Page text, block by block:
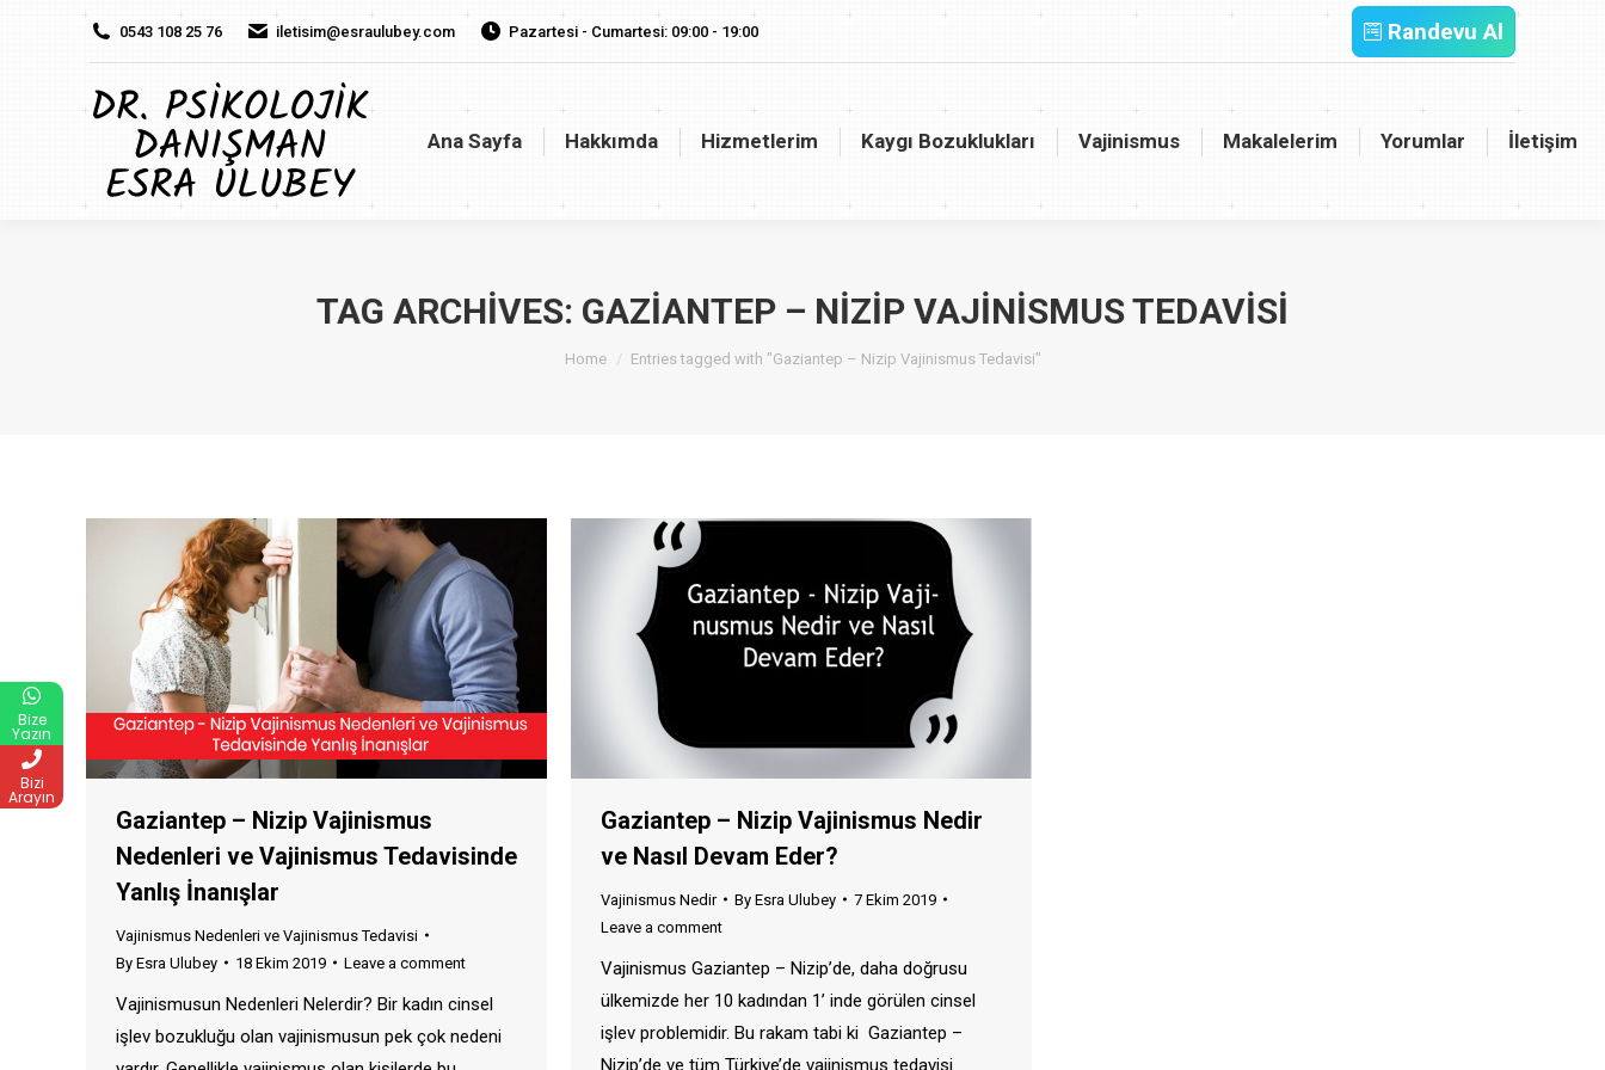
0543 108 25 76 iletisim@esraulubey.com Pazartesi - Cumartesi: 09:00 - 19:00 Randevu Al
Ana Sayfa Hakkımda Hizmetlerim Kaygı Bozuklukları Vajinismus Makalelerim Yorumlar İletişim
TAG ARCHIVES: GAZIANTEP – NIZIP VAJINISMUS TEDAVISI
You are here:
Home Entries tagged with "Gaziantep – Nizip Vajinismus Tedavisi"
Gaziantep – Nizip Vajinismus
Nedenleri ve Vajinismus Tedavisinde
Yanlış İnanışlar
Vajinismus Nedenleri ve Vajinismus Tedavisi
By Esra Ulubey 18 Ekim 2019 Leave a comment
Vajinismusun Nedenleri Nelerdir? Bir kadın cinsel
işlev bozukluğu olan vajinismusun pek çok nedeni
Gaziantep – Nizip Vajinismus Nedir
ve Nasıl Devam Eder?
Vajinismus Nedir By Esra Ulubey
7 Ekim 2019
Leave a comment
Vajinismus Gaziantep – Nizip’de, daha doğrusu
ülkemizde her 10 kadından 1’ inde görülen cinsel
işlev problemidir. Bu rakam tabi ki Gaziantep –
Nizip’de ve tüm Türkiye’de vajinismus tedavisi
Bize
Yazın
Bizi
Arayın
Ana Sayfa Yorumlar İletişim